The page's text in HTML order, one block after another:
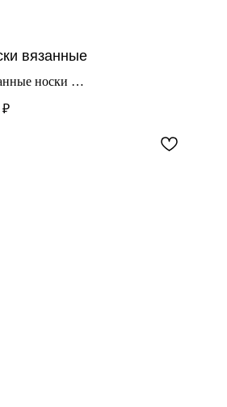
вязанные
носки
8%
₽